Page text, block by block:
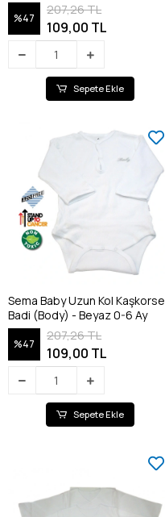
%47
207,26 TL
109,00 TL
Sepete Ekle
Sema Baby Uzun Kol Kaşkorse
Badi (Body) - Beyaz 0-6 Ay
%47
207,26 TL
109,00 TL
Sepete Ekle